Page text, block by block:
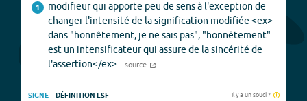
1
modifieur qui apporte peu de sens à l'exception de
changer l'intensité de la signification modifiée <ex>
dans "honnêtement, je ne sais pas", "honnêtement"
est un intensificateur qui assure de la sincérité de
l'assertion</ex>.
source
SIGNE DÉFINITION LSF Il y a un souci ?